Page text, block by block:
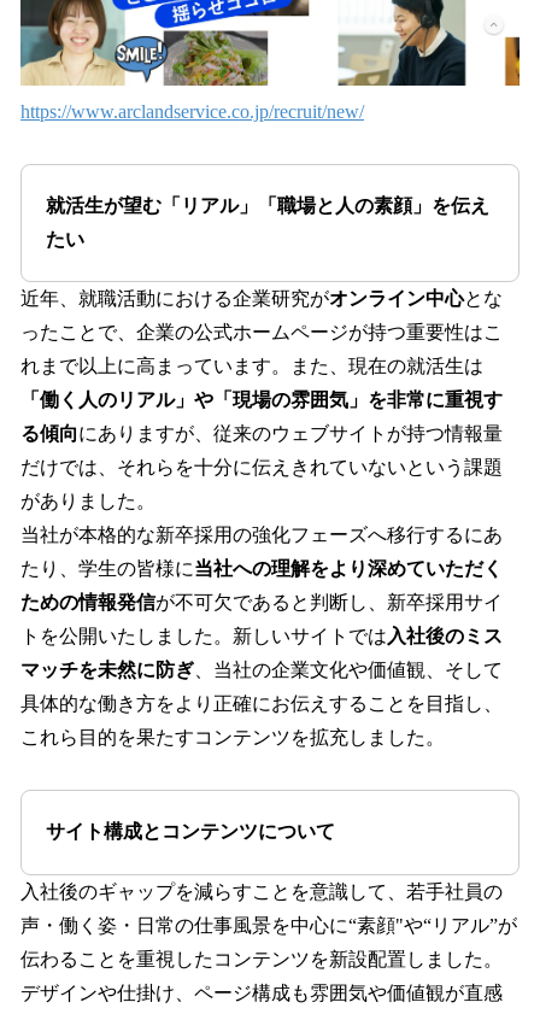
https://www.arclandservice.co.jp/recruit/new/
就活生が望む「リアル」「職場と人の素顔」を伝え
たい
近年、就職活動における企業研究がオンライン中心とな
ったことで、企業の公式ホームページが持つ重要性はこ
れまで以上に高まっています。また、現在の就活生は
「働く人のリアル」や「現場の雰囲気」を非常に重視す
る傾向にありますが、従来のウェブサイトが持つ情報量
だけでは、それらを十分に伝えきれていないという課題
がありました。
当社が本格的な新卒採用の強化フェーズへ移行するにあ
たり、学生の皆様に当社への理解をより深めていただく
ための情報発信が不可欠であると判断し、新卒採用サイ
トを公開いたしました。新しいサイトでは 入社後のミス
マッチを未然に防ぎ 、当社の企業文化や価値観、そして
具体的な働き方をより正確にお伝えすることを目指し、
これら目的を果たすコンテンツを拡充しました。
サイト構成とコンテンツについて
入社後のギャップを減らすことを意識して、若手社員の
声・働く姿・日常の仕事風景を中心に“素顔"や“リアル”が
伝わることを重視したコンテンツを新設配置しました。
デザインや仕掛け、ページ構成も雰囲気や価値観が直感